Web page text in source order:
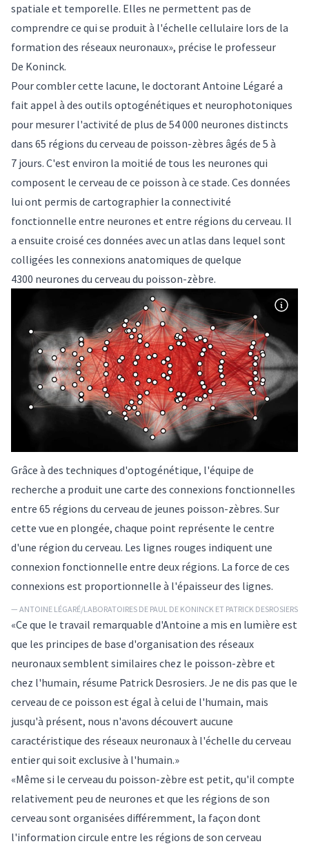
spatiale et temporelle. Elles ne permettent pas de
comprendre ce qui se produit à l'échelle cellulaire lors de la
formation des réseaux neuronaux», précise le professeur
De Koninck.
Pour combler cette lacune, le doctorant Antoine Légaré a
fait appel à des outils optogénétiques et neurophotoniques
pour mesurer l'activité de plus de 54 000 neurones distincts
dans 65 régions du cerveau de poisson-zèbres âgés de 5 à
7 jours. C'est environ la moitié de tous les neurones qui
composent le cerveau de ce poisson à ce stade. Ces données
lui ont permis de cartographier la connectivité
fonctionnelle entre neurones et entre régions du cerveau. Il
a ensuite croisé ces données avec un atlas dans lequel sont
colligées les connexions anatomiques de quelque
4300 neurones du cerveau du poisson-zèbre.
Grâce à des techniques d'optogénétique, l'équipe de
recherche a produit une carte des connexions fonctionnelles
entre 65 régions du cerveau de jeunes poisson-zèbres. Sur
cette vue en plongée, chaque point représente le centre
d'une région du cerveau. Les lignes rouges indiquent une
connexion fonctionnelle entre deux régions. La force de ces
connexions est proportionnelle à l'épaisseur des lignes.
— ANTOINE LÉGARÉ/LABORATOIRES DE PAUL DE KONINCK ET PATRICK DESROSIERS
«Ce que le travail remarquable d'Antoine a mis en lumière est
que les principes de base d'organisation des réseaux
neuronaux semblent similaires chez le poisson-zèbre et
chez l'humain, résume Patrick Desrosiers. Je ne dis pas que le
cerveau de ce poisson est égal à celui de l'humain, mais
jusqu'à présent, nous n'avons découvert aucune
caractéristique des réseaux neuronaux à l'échelle du cerveau
entier qui soit exclusive à l'humain.»
«Même si le cerveau du poisson-zèbre est petit, qu'il compte
relativement peu de neurones et que les régions de son
cerveau sont organisées différemment, la façon dont
l'information circule entre les régions de son cerveau